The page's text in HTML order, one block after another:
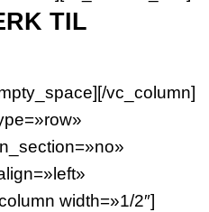
TIL
vc_column]
width=»1/2″]